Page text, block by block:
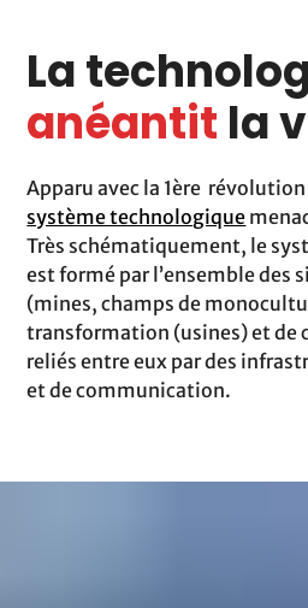
La
anéantit la
Apparu avec la 1ère
système technologique
Très schématiquement, le
est formé par l’ensemble des
(mines, champs de
transformation (usines) et de
reliés entre eux par des
et de communication.